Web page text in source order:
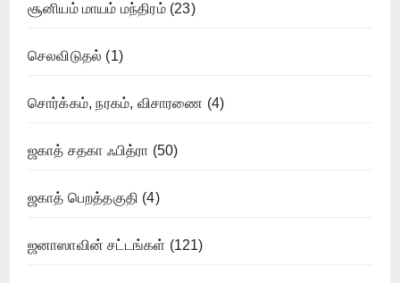
சூனியம் மாயம் மந்திரம்(23)
செலவிடுதல் (1)
சொர்க்கம், நரகம், விசாரணை (4)
ஜகாத் சதகா ஃபித்ரா (50)
ஜகாத் பெறத்தகுதி (4)
ஜனாஸாவின் சட்டங்கள் (121)